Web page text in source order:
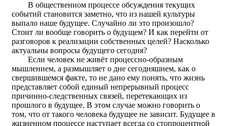
В общественном процессе обсуждения текущих
событий становится заметно, что из нашей культуры
выпало наше будущее. Случайно ли это произошло?
Стоит ли вообще говорить о будущем? И как перейти от
разговоров к реализации собственных целей? Насколько
актуальны вопросы будущего сегодня?
Если человек не живёт процессно-образным
мышлением, а размышляет о дне сегодняшнем, как о
свершившемся факте, то не дано ему понять, что жизнь
представляет собой единый непрерывный процесс
причинно-следственных связей, перетекающих из
прошлого в будущее. В этом случае можно говорить о
том, что от такого человека будущее не зависит. Будущее в
жизненном процессе наступает всегда со стопроцентной